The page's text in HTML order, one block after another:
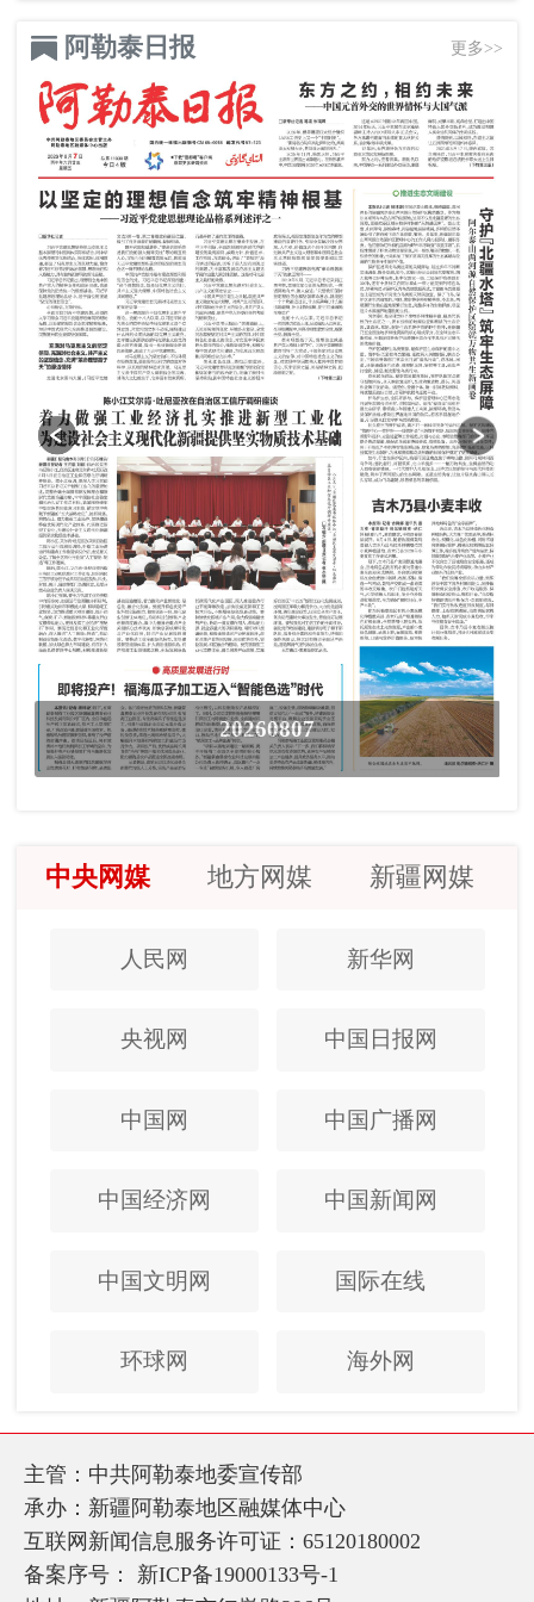
阿勒泰日报 更多>>
20260807
中央网媒 地方网媒 新疆网媒
人民网 新华网
央视网 中国日报网
中国网 中国广播网
中国经济网 中国新闻网
中国文明网 国际在线
环球网 海外网
主管：中共阿勒泰地委宣传部
承办：新疆阿勒泰地区融媒体中心
互联网新闻信息服务许可证：65120180002
备案序号： 新ICP备19000133号-1